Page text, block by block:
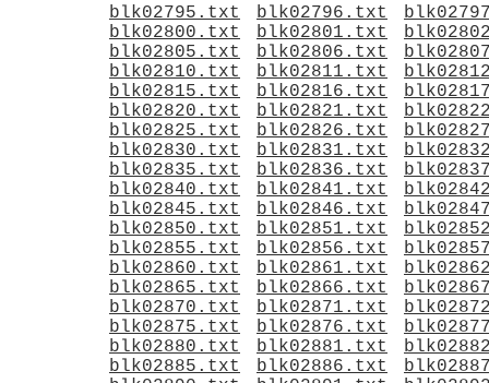
blk02795.txt
blk02796.txt
blk02800.txt
blk02801.txt
blk02805.txt
blk02806.txt
blk02810.txt
blk02811.txt
blk02815.txt
blk02816.txt
blk02820.txt
blk02821.txt
blk02825.txt
blk02826.txt
blk02830.txt
blk02831.txt
blk02835.txt
blk02836.txt
blk02840.txt
blk02841.txt
blk02845.txt
blk02846.txt
blk02850.txt
blk02851.txt
blk02855.txt
blk02856.txt
blk02860.txt
blk02861.txt
blk02865.txt
blk02866.txt
blk02870.txt
blk02871.txt
blk02875.txt
blk02876.txt
blk02880.txt
blk02881.txt
blk02885.txt
blk02886.txt